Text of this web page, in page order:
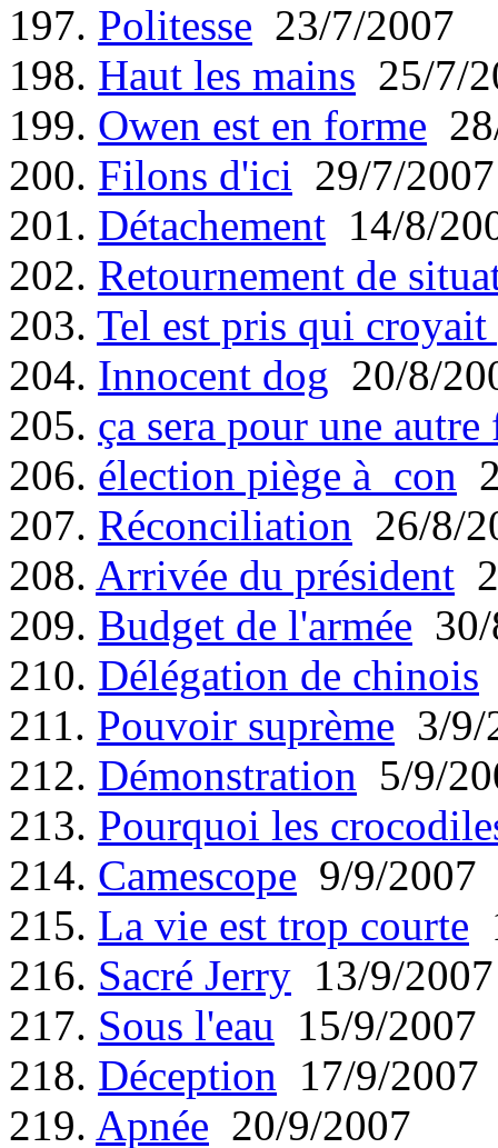
197. Politesse 23/7/2007
198. Haut les mains 25/7/
199. Owen est en forme
200. Filons d'ici 29/7/2007
201. Détachement 14/8/
202. Retournement de
203. Tel est pris qui croyait
204. Innocent dog 20/8/
205. ça sera pour une autre
206. élection piège à con
207. Réconciliation 26/8/
208. Arrivée du président
209. Budget de l'armée
210. Délégation de chinois
211. Pouvoir suprème 3/9/
212. Démonstration 5/9/
213. Pourquoi les
214. Camescope 9/9/2007
215. La vie est trop courte
216. Sacré Jerry 13/9/2007
217. Sous l'eau 15/9/2007
218. Déception 17/9/2007
219. Apnée 20/9/2007